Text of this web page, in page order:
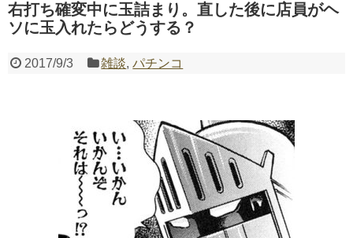
Powered by livedoor 相互RSS
右打ち確変中に玉詰まり。直した後に店員がヘ
ソに玉入れたらどうする？
2017/9/3 雑談,パチンコ